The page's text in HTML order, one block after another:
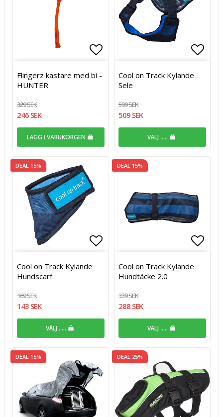
Lägg till i favoritlistan
Flingerz kastare med bi -
HUNTER
329 SEK
246 SEK
LÄGG I VARUKORGEN
Cool on Track Kylande
Sele
599 SEK
509 SEK
VÄLJ .....
DEAL 15%
Lägg till i favoritlistan
Cool on Track Kylande
Hundscarf
169 SEK
143 SEK
VÄLJ .....
DEAL 15%
Cool on Track Kylande
Hundtäcke 2.0
339 SEK
288 SEK
VÄLJ .....
DEAL 15% DEAL 25%